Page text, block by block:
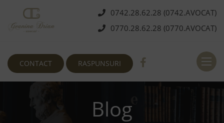
0742.28.62.28 (0742.AVOCAT)
0770.28.62.28 (0770.AVOCAT)
CONTACT RASPUNSURI
Blog